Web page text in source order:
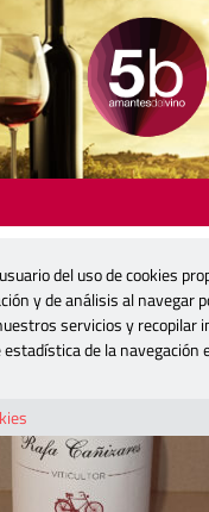
01
del uso de cookies
y de análisis al navegar
servicios y recopilar
de la navegación